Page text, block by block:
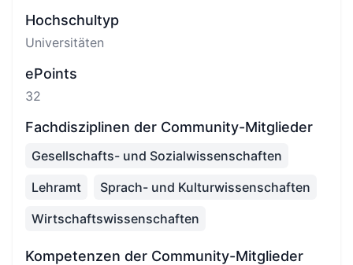
Hochschultyp
Universitäten
ePoints
32
Fachdisziplinen der Community-Mitglieder
Gesellschafts- und Sozialwissenschaften
Lehramt
Sprach- und Kulturwissenschaften
Wirtschaftswissenschaften
Kompetenzen der Community-Mitglieder